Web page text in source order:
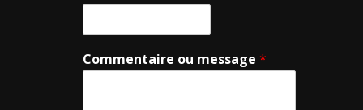
Commentaire ou message *